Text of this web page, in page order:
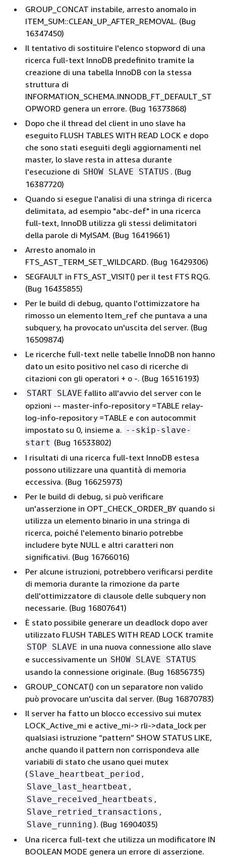
GROUP_CONCAT instabile, arresto anomalo in
ITEM_SUM::CLEAN_UP_AFTER_REMOVAL. (Bug
16347450)
Il tentativo di sostituire l'elenco stopword di una
ricerca full-text InnoDB predefinito tramite la
creazione di una tabella InnoDB con la stessa
struttura di
INFORMATION_SCHEMA.INNODB_FT_DEFAULT_ST
OPWORD genera un errore. (Bug 16373868)
Dopo che il thread del client in uno slave ha
eseguito FLUSH TABLES WITH READ LOCK e dopo
che sono stati eseguiti degli aggiornamenti nel
master, lo slave resta in attesa durante
l'esecuzione di SHOW SLAVE STATUS . (Bug
16387720)
Quando si esegue l'analisi di una stringa di ricerca
delimitata, ad esempio "abc-def" in una ricerca
full-text, InnoDB utilizza gli stessi delimitatori
della parole di MyISAM. (Bug 16419661)
Arresto anomalo in
FTS_AST_TERM_SET_WILDCARD. (Bug 16429306)
SEGFAULT in FTS_AST_VISIT() per il test FTS RQG.
(Bug 16435855)
Per le build di debug, quanto l'ottimizzatore ha
rimosso un elemento Item_ref che puntava a una
subquery, ha provocato un'uscita del server. (Bug
16509874)
Le ricerche full-text nelle tabelle InnoDB non hanno
dato un esito positivo nel caso di ricerche di
citazioni con gli operatori + o -. (Bug 16516193)
START SLAVE fallito all'avvio del server con le
opzioni -- master-info-repository =TABLE relay-
log-info-repository =TABLE e con autocommit
impostato su 0, insieme a. --skip-slave-
start (Bug 16533802)
I risultati di una ricerca full-text InnoDB estesa
possono utilizzare una quantità di memoria
eccessiva. (Bug 16625973)
Per le build di debug, si può verificare
un'asserzione in OPT_CHECK_ORDER_BY quando si
utilizza un elemento binario in una stringa di
ricerca, poiché l'elemento binario potrebbe
includere byte NULL e altri caratteri non
significativi. (Bug 16766016)
Per alcune istruzioni, potrebbero verificarsi perdite
di memoria durante la rimozione da parte
dell'ottimizzatore di clausole delle subquery non
necessarie. (Bug 16807641)
È stato possibile generare un deadlock dopo aver
utilizzato FLUSH TABLES WITH READ LOCK tramite
STOP SLAVE in una nuova connessione allo slave
e successivamente un SHOW SLAVE STATUS
usando la connessione originale. (Bug 16856735)
GROUP_CONCAT() con un separatore non valido
può provocare un'uscita dal server. (Bug 16870783)
Il server ha fatto un blocco eccessivo sui mutex
LOCK_Active_mi e active_mi-> rli->data_lock per
qualsiasi istruzione “pattern” SHOW STATUS LIKE,
anche quando il pattern non corrispondeva alle
variabili di stato che usano quei mutex
( Slave_heartbeat_period ,
Slave_last_heartbeat ,
Slave_received_heartbeats ,
Slave_retried_transactions ,
Slave_running ). (Bug 16904035)
Una ricerca full-text che utilizza un modificatore IN
BOOLEAN MODE genera un errore di asserzione.